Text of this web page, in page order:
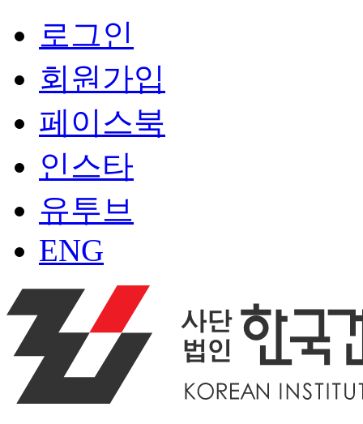
로그인
회원가입
페이스북
인스타
유투브
ENG